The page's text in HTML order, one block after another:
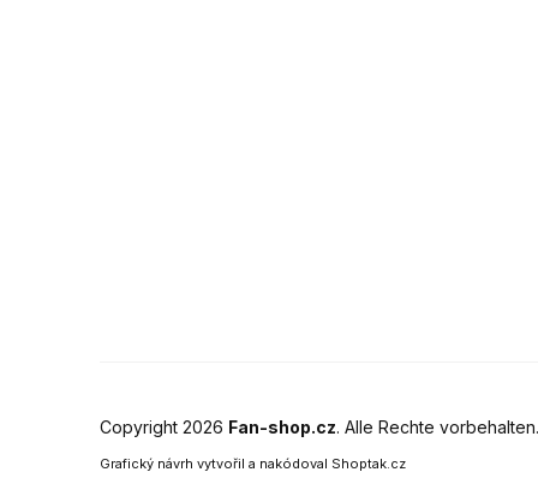
Copyright 2026 Fan-shop.cz. Alle Rechte vorbehalten.
Grafický návrh vytvořil a nakódoval Shoptak.cz